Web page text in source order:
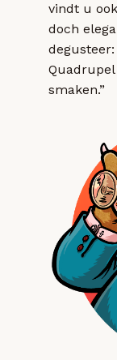
vindt u
doch
smaken.”